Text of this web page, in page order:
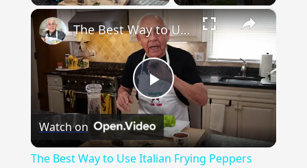
Unmute ×
Play
Video
The Best Way to Use Italian Frying Peppers
Watch on
The Best Way to Use Italian Frying Peppers